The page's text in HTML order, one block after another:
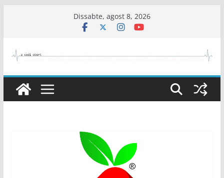
Dissabte, agost 8, 2026